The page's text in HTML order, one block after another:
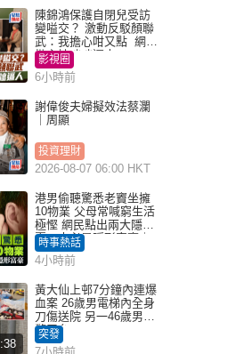
陳錦鴻保護自閉兒受訪
變嗌交？ 激動反駁顏聯
武：我擔心咁又點 網民
批主持咄咄逼人
影視圈
6小時前
謝偉俊夫婦擬效法蔡瀾
｜周顯
投資理財
2026-08-07 06:00 HKT
港男偷聽驚悉老竇坐擁
10物業 父母常喊窮生活
極慳 網民點出兩大隱
憂：未必是隱形富豪｜
Juicy叮
時事熱話
4小時前
黃大仙上邨7分鐘內連爆
血案 26歲男電梯內全身
刀傷送院 另一46歲男倒
斃平台
突發